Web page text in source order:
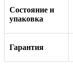
Состояние и
упаковка
Гарантия